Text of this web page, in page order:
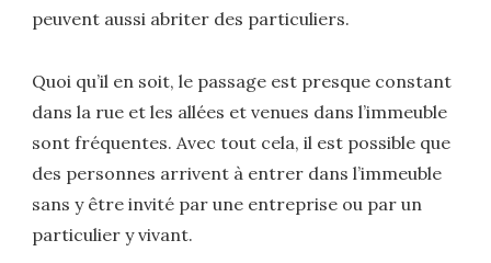
peuvent aussi abriter des particuliers.
Quoi qu’il en soit, le passage est presque constant
dans la rue et les allées et venues dans l’immeuble
sont fréquentes. Avec tout cela, il est possible que
des personnes arrivent à entrer dans l’immeuble
sans y être invité par une entreprise ou par un
particulier y vivant.